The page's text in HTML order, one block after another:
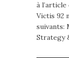
à l’article
Victis 92
suivants:
Strategy